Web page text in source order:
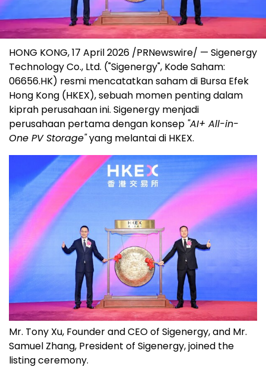
HONG KONG, 17 April 2026 /PRNewswire/ — Sigenergy
Technology Co., Ltd. ("Sigenergy", Kode Saham:
06656.HK) resmi mencatatkan saham di Bursa Efek
Hong Kong (HKEX), sebuah momen penting dalam
kiprah perusahaan ini. Sigenergy menjadi
perusahaan pertama dengan konsep "AI+ All-in-
One PV Storage"yang melantai di HKEX.
Mr. Tony Xu, Founder and CEO of Sigenergy, and Mr.
Samuel Zhang, President of Sigenergy, joined the
listing ceremony.